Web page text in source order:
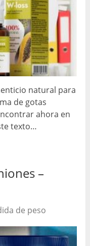
natural para
de gotas
ahora en
texto…
–
de peso